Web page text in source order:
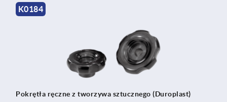
K0184
Pokrętła ręczne z tworzywa sztucznego (Duroplast)